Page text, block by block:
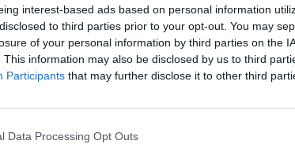
interest-based ads based on personal information
to third parties prior to your opt-out. You may
of your personal information by third parties on the
This information may also be disclosed by us to third
Participants that may further disclose it to other third
Data Processing Opt Outs
Előzmény:#11592_Macika_